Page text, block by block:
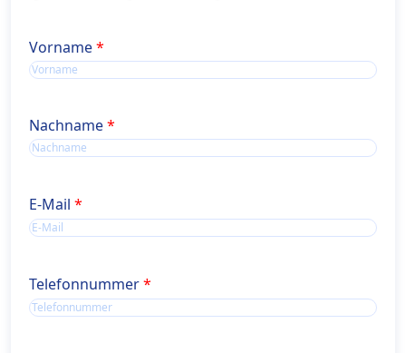
Name
Vorname
Name
Nachname
E-Mail
Telefonnummer